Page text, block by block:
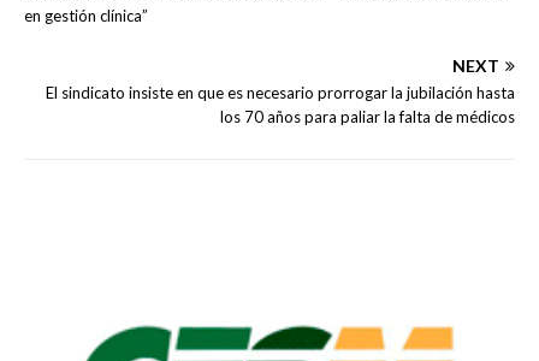
en gestión clínica”
NEXT
El sindicato insiste en que es necesario prorrogar la jubilación hasta
los 70 años para paliar la falta de médicos